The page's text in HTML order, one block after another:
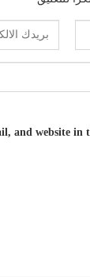
and website